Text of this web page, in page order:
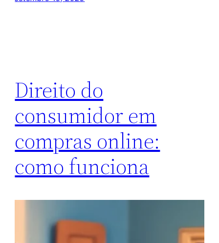
Direito do
consumidor em
compras online:
como funciona